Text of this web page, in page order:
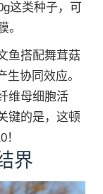
这类种子，可
。
鱼搭配舞茸菇
协同效应。
维母细胞活
键的是，这顿
界